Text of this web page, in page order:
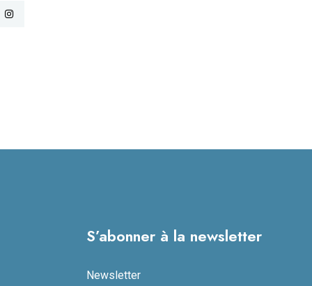
S’abonner à la newsletter
Newsletter